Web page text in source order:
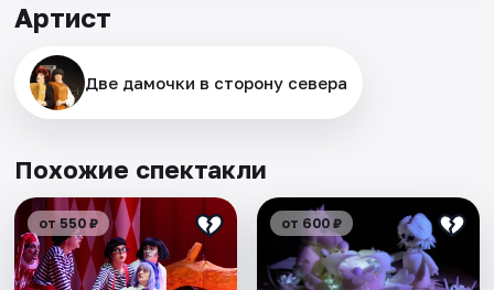
Артист
Две дамочки в сторону севера
Похожие спектакли
от 550 ₽ от 600 ₽